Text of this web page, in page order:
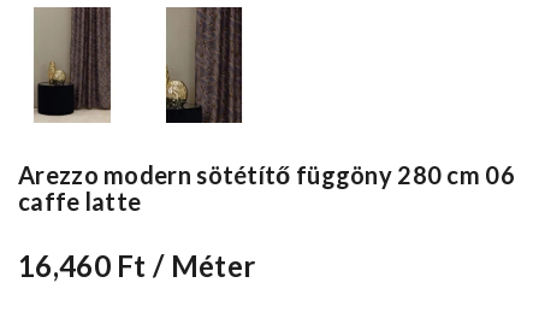
Arezzo modern sötétítő függöny 280 cm 06
caffe latte
16,460 Ft/ Méter